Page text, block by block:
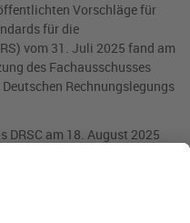
Vorschläge für
für die
vom 31. Juli 2025 fand am
des Fachausschusses
Rechnungslegungs
DRSC am 18. August 2025
der Vorschläge